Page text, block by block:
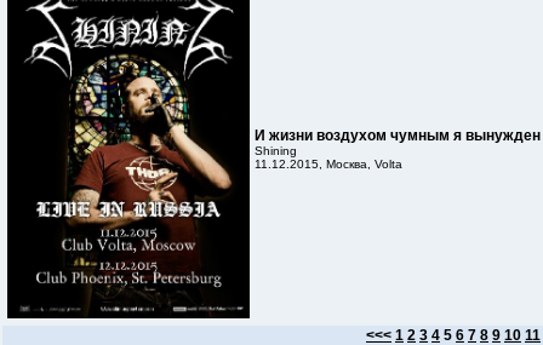
И жизни воздухом чумным я
Shining
11.12.2015, Москва, Volta
<<< 1 2 3 4 5 6 7 8 9 10 11